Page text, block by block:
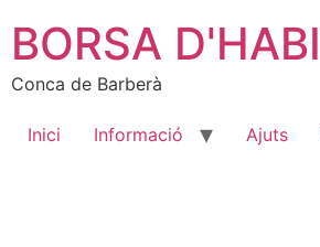
BORSA
Conca de Barberà
Inici Informació Ajuts